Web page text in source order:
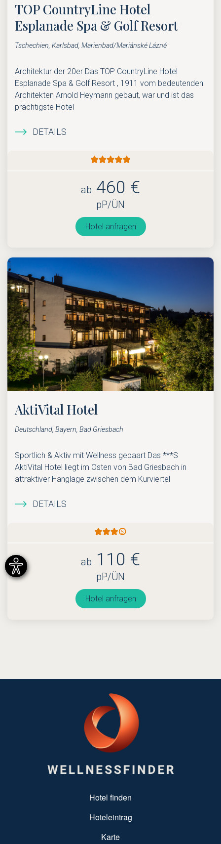
TOP CountryLine Hotel
Esplanade Spa & Golf Resort
Tschechien, Karlsbad, Marienbad/Mariánské Lázně
Architektur der 20er Das TOP CountryLine Hotel
Esplanade Spa & Golf Resort , 1911 vom bedeutenden
Architekten Arnold Heymann gebaut, war und ist das
prächtigste Hotel
DETAILS
ab 460 €
pP/ÜN
Hotel anfragen
AktiVital Hotel
Deutschland, Bayern, Bad Griesbach
Sportlich & Aktiv mit Wellness gepaart Das ***S
AktiVital Hotel liegt im Osten von Bad Griesbach in
attraktiver Hanglage zwischen dem Kurviertel
DETAILS
ab 110 €
pP/ÜN
Hotel anfragen
Hotel finden
Hoteleintrag
Karte